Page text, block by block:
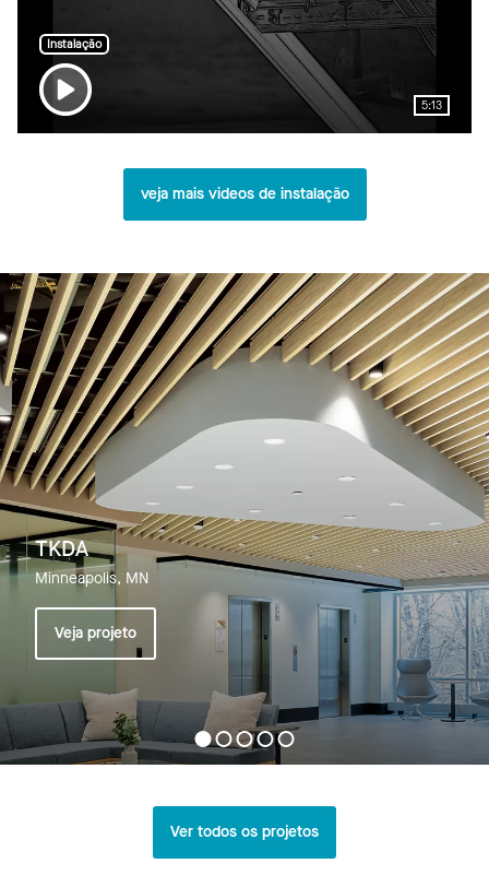
Instalação
5:13
veja mais videos de instalação
TKDA
Minneapolis, MN
Veja projeto
Ver todos os projetos